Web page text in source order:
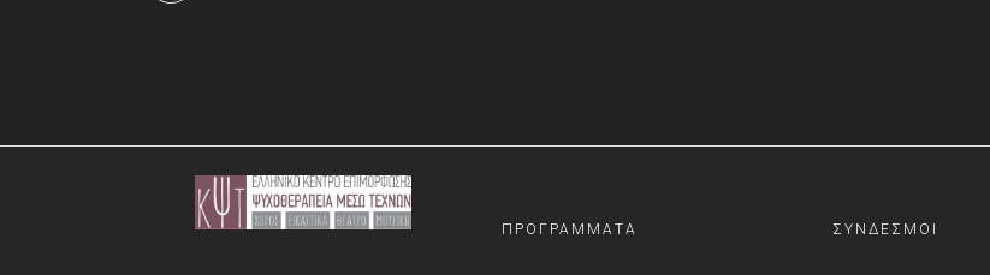
ΠΡΟΓΡΑΜΜΑΤΑ ΣΥΝΔΕΣΜΟΙ